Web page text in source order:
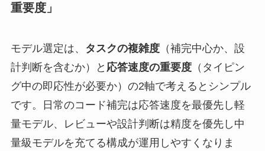
重要度」
モデル選定は、 タスクの複雑度（補完中心か、設
計判断を含むか）と 応答速度の重要度（タイピン
グ中の即応性が必要か）の2軸で考えるとシンプル
です。日常のコード補完は応答速度を最優先し軽
量モデル、レビューや設計判断は精度を優先し中
量級モデルを充てる構成が運用しやすくなりま